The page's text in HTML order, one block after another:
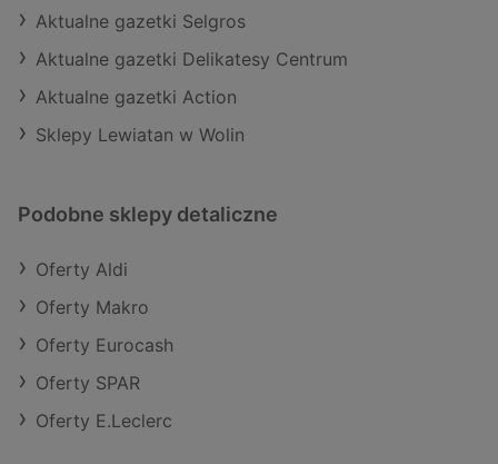
Aktualne gazetki Selgros
Aktualne gazetki Delikatesy Centrum
Aktualne gazetki Action
Sklepy Lewiatan w Wolin
Podobne sklepy detaliczne
Oferty Aldi
Oferty Makro
Oferty Eurocash
Oferty SPAR
Oferty E.Leclerc